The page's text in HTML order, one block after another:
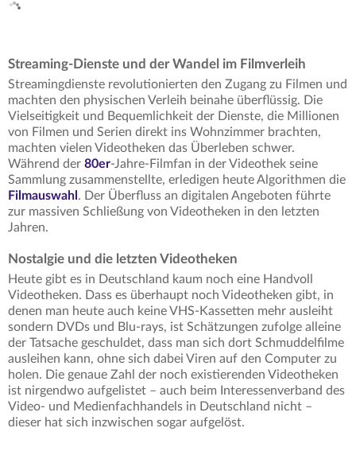
Streaming-Dienste und der Wandel im Filmverleih
Streamingdienste revolutionierten den Zugang zu Filmen und
machten den physischen Verleih beinahe überflüssig. Die
Vielseitigkeit und Bequemlichkeit der Dienste, die Millionen
von Filmen und Serien direkt ins Wohnzimmer brachten,
machten vielen Videotheken das Überleben schwer.
Während der 80er-Jahre-Filmfan in der Videothek seine
Sammlung zusammenstellte, erledigen heute Algorithmen die
Filmauswahl . Der Überfluss an digitalen Angeboten führte
zur massiven Schließung von Videotheken in den letzten
Jahren.
Nostalgie und die letzten Videotheken
Heute gibt es in Deutschland kaum noch eine Handvoll
Videotheken. Dass es überhaupt noch Videotheken gibt, in
denen man heute auch keine VHS-Kassetten mehr ausleiht
sondern DVDs und Blu-rays, ist Schätzungen zufolge alleine
der Tatsache geschuldet, dass man sich dort Schmuddelfilme
ausleihen kann, ohne sich dabei Viren auf den Computer zu
holen. Die genaue Zahl der noch existierenden Videotheken
ist nirgendwo aufgelistet – auch beim Interessenverband des
Video- und Medienfachhandels in Deutschland nicht –
dieser hat sich inzwischen sogar aufgelöst.